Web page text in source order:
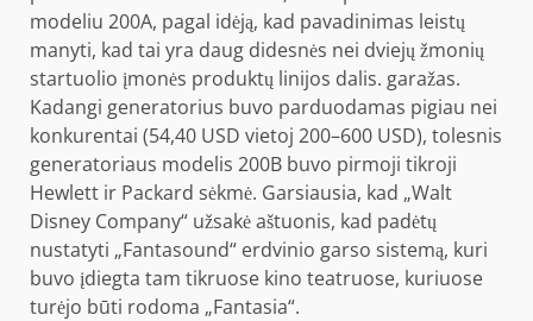
modeliu 200A, pagal idėją, kad pavadinimas leistų
manyti, kad tai yra daug didesnės nei dviejų žmonių
startuolio įmonės produktų linijos dalis. garažas.
Kadangi generatorius buvo parduodamas pigiau nei
konkurentai (54,40 USD vietoj 200–600 USD), tolesnis
generatoriaus modelis 200B buvo pirmoji tikroji
Hewlett ir Packard sėkmė. Garsiausia, kad „Walt
Disney Company“ užsakė aštuonis, kad padėtų
nustatyti „Fantasound“ erdvinio garso sistemą, kuri
buvo įdiegta tam tikruose kino teatruose, kuriuose
turėjo būti rodoma „Fantasia“.